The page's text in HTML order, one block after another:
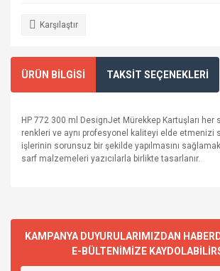
Karşılaştır
ÜRÜN BİLGİSİ TAKSİT SEÇENEKLERİ
HP 772 300 ml DesignJet Mürekkep Kartuşları her
renkleri ve aynı profesyonel kaliteyi elde etmenizi
işlerinin sorunsuz bir şekilde yapılmasını
sarf malzemeleri yazıcılarla birlikte tasarlanır.
KAMPANYA DUYURULARIMIZDAN
E-BÜLTENİMİZE